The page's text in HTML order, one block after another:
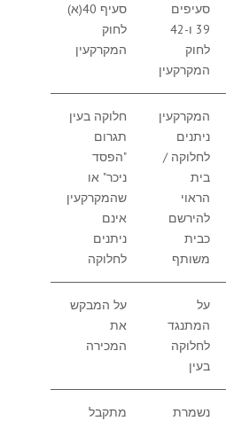
סעיפים
39 ו-42
לחוק
המקרקעין
סעיף 40(א)
לחוק
המקרקעין
המקרקעין
ניתנים
לחלוקה /
בית
הראוי
להירשם
כבית
משותף
חלוקה בעין
תגרום
"הפסד
ניכר" או
שהמקרקעין
אינם
ניתנים
לחלוקה
על
המתנגד
לחלוקה
בעין
על המבקש
את
המכירה
נשמרת
מתקבל